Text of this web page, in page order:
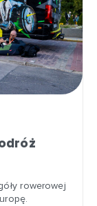
rowerowej